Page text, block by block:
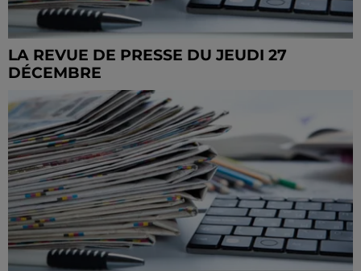
LA REVUE DE PRESSE DU JEUDI 27
DÉCEMBRE